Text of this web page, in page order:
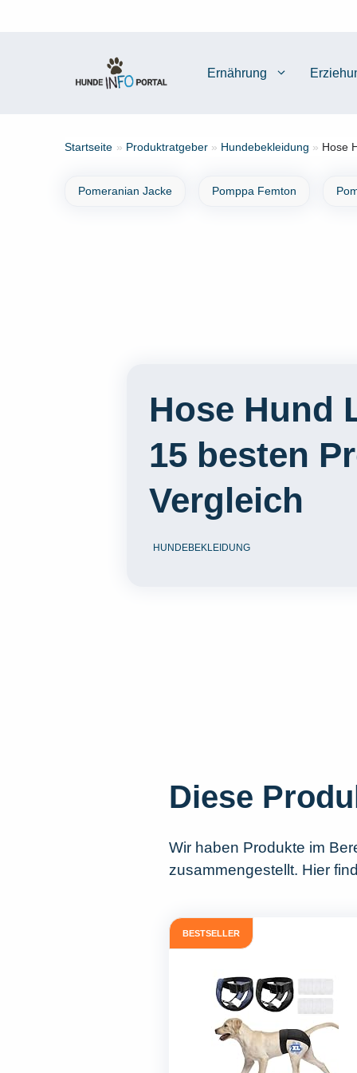
Ernährung
Startseite » Produktratgeber » Hundebekleidung » Hose
Pomeranian Jacke Pomppa Femton
Hose Hund
15 besten
Vergleich
HUNDEBEKLEIDUNG
Diese
Wir haben Produkte im
zusammengestellt. Hier
BESTSELLER